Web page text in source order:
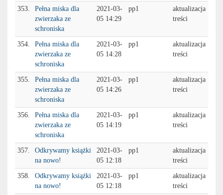
353.
Pełna miska dla
zwierzaka ze
schroniska
2021-03-
05 14:29
pp1
aktualizacja
treści
354.
Pełna miska dla
zwierzaka ze
schroniska
2021-03-
05 14:28
pp1
aktualizacja
treści
355.
Pełna miska dla
zwierzaka ze
schroniska
2021-03-
05 14:26
pp1
aktualizacja
treści
356.
Pełna miska dla
zwierzaka ze
schroniska
2021-03-
05 14:19
pp1
aktualizacja
treści
357.
Odkrywamy książki
na nowo!
2021-03-
05 12:18
pp1
aktualizacja
treści
358.
Odkrywamy książki
na nowo!
2021-03-
05 12:18
pp1
aktualizacja
treści